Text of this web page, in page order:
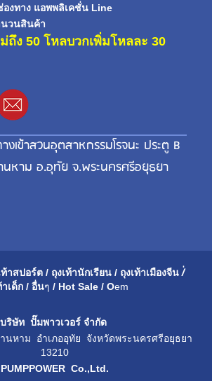
งทาง แอพพลิเคชั่น Line
วนสินค้า
ถึง 50 โหลบวกเพิ่มโหลละ 30
เข้าสวนอุตสาหกรรมโรจนะ ประตู B
หาม อ.อุทัย จ.พระนครศรีอยุธยา
ท้าสปอร์ต / ถุงเท้านักเรียน / ถุงเท้าเมืองจีน /่
าเด็ก / อื่นๆ / Hot Sale / Oem
บริษัท ปั๊มพาวเวอร์ จำกัด
นหาม อำเภออุทัย จังหวัดพระนครศรีอยุธยา
13210
PUMPPOWER Co.,Ltd.